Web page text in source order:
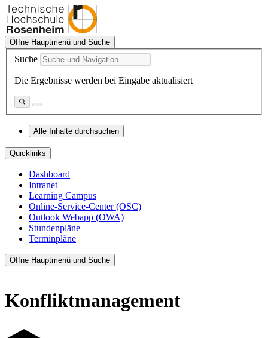
Öffne Hauptmenü und Suche
Suche
Die Ergebnisse werden bei Eingabe aktualisiert
Alle Inhalte durchsuchen
Quicklinks
Dashboard
Intranet
Learning Campus
Online-Service-Center (OSC)
Outlook Webapp (OWA)
Stundenpläne
Terminpläne
Öffne Hauptmenü und Suche
Konfliktmanagement